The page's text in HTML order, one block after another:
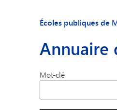
Écoles publiques de
Annuaire
Mot-clé